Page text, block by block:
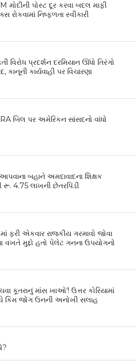
મોદીની પોસ્ટ દૂર કરવા બદલ માફી
રોકવામાં નિષ્ફળતા સ્વીકારી
વિરોધ પ્રદર્શન દરમિયાન ઊંધો તિરંગો
કાનૂની કાર્યવાહી પર વિચારણા
બિલ પર અમેરિકન સાંસદનો વાંધો
બહાને અમદાવાદના શિક્ષક
4.75 લાખની છેતરપિંડી
ફરી એકવાર રાજકીય ગરમાવો જોવા
મુદ્દો હતો પેલેટ ગનના ઉપયોગનો
કૂતરાનું માંસ ખાઓ’! ઉત્તર કોરિયામાં
કિમ જોંગ ઉનની અનોખી સલાહ